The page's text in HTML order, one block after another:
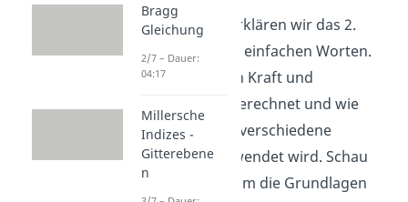
In diesem Video erklären wir das 2.
Ficksche Gesetz in einfachen Worten.
Du lernst, wie man Kraft und
Beschleunigung berechnet und wie
dieses Gesetz auf verschiedene
Situationen angewendet wird. Schau
dir das Video an, um die Grundlagen
Bragg
Gleichung
2/7 – Dauer:
04:17
Millersche
Indizes -
Gitterebene
n